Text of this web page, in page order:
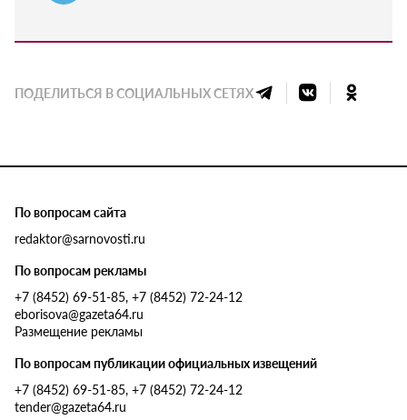
ПОДЕЛИТЬСЯ В СОЦИАЛЬНЫХ СЕТЯХ
По вопросам сайта
redaktor@sarnovosti.ru
По вопросам рекламы
+7 (8452) 69-51-85, +7 (8452) 72-24-12
eborisova@gazeta64.ru
Размещение рекламы
По вопросам публикации официальных извещений
+7 (8452) 69-51-85, +7 (8452) 72-24-12
tender@gazeta64.ru